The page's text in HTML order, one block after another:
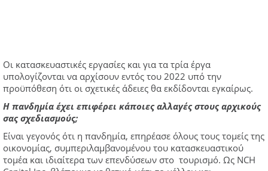
Οι κατασκευαστικές εργασίες και για τα τρία έργα
υπολογίζονται να αρχίσουν εντός του 2022 υπό την
προϋπόθεση ότι οι σχετικές άδειες θα εκδίδονται εγκαίρως.
Η πανδημία έχει επιφέρει κάποιες αλλαγές στους αρχικούς
σας σχεδιασμούς;
Είναι γεγονός ότι η πανδημία, επηρέασε όλους τους τομείς της
οικονομίας, συμπεριλαμβανομένου του κατασκευαστικού
τομέα και ιδιαίτερα των επενδύσεων στο τουρισμό. Ως NCH